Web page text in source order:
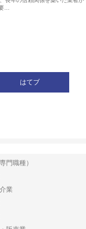
…
はてブ
門職種）
業